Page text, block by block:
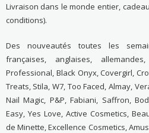
Livraison dans le monde entier,
conditions).
Des nouveautés toutes les
françaises, anglaises,
Professional, Black Onyx, Covergirl,
Treats, Stila, W7, Too Faced, Almay,
Nail Magic, P&P, Fabiani, Saffron,
Easy, Yes Love, Active Cosmetics,
de Minette, Excellence Cosmetics,